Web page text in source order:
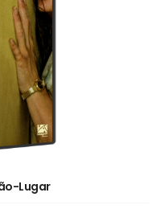
Lugar